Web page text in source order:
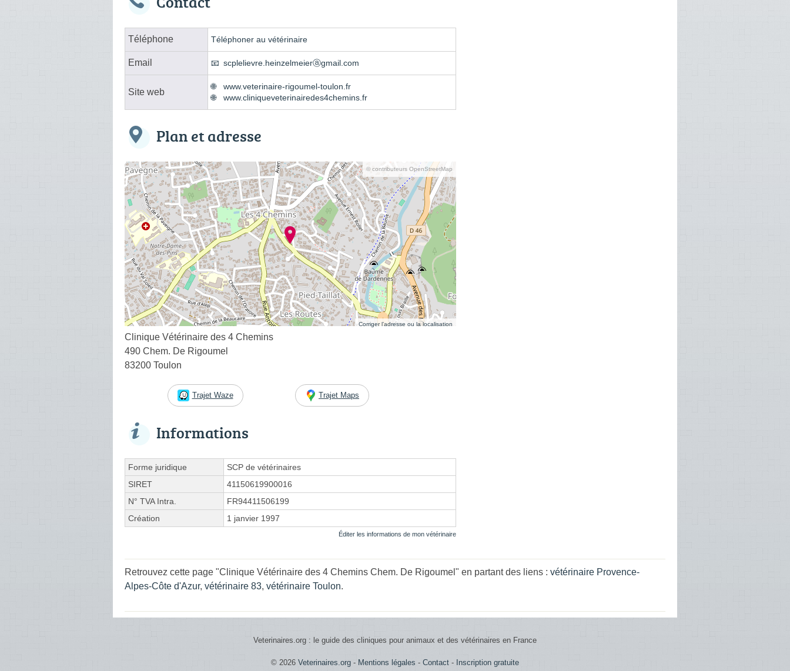
Téléphone Téléphoner au vétérinaire
Email scplelievre.heinzelmeierⓐgmail.com
Site web
www.veterinaire-rigoumel-toulon.fr
www.cliniqueveterinairedes4chemins.fr
Plan et adresse
© contributeurs OpenStreetMap
Corriger l’adresse ou la localisation
Clinique Vétérinaire des 4 Chemins
490 Chem. De Rigoumel
83200 Toulon
Trajet Waze Trajet Maps
Informations
Forme juridique
SCP de vétérinaires
SIRET
41150619900016
N° TVA Intra.
FR94411506199
Création
1 janvier 1997
Éditer les informations de mon vétérinaire
Retrouvez cette page "Clinique Vétérinaire des 4 Chemins Chem. De Rigoumel" en partant des liens : vétérinaire Provence-
Alpes-Côte d'Azur, vétérinaire 83, vétérinaire Toulon.
Veterinaires.org : le guide des cliniques pour animaux et des vétérinaires en France
© 2026 Veterinaires.org - Mentions légales - Contact - Inscription gratuite